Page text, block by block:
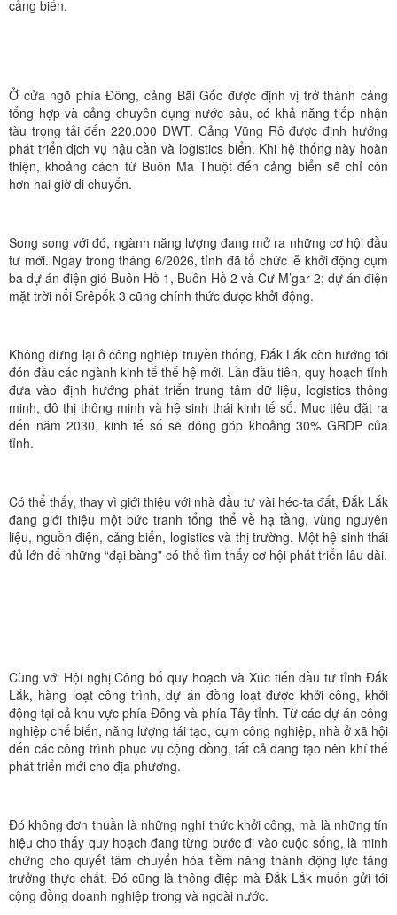
cảng biển.
Ở cửa ngõ phía Đông, cảng Bãi Gốc được định vị trở thành cảng
tổng hợp và cảng chuyên dụng nước sâu, có khả năng tiếp nhận
tàu trọng tải đến 220.000 DWT. Cảng Vũng Rô được định hướng
phát triển dịch vụ hậu cần và logistics biển. Khi hệ thống này hoàn
thiện, khoảng cách từ Buôn Ma Thuột đến cảng biển sẽ chỉ còn
hơn hai giờ di chuyển.
Song song với đó, ngành năng lượng đang mở ra những cơ hội đầu
tư mới. Ngay trong tháng 6/2026, tỉnh đã tổ chức lễ khởi động cụm
ba dự án điện gió Buôn Hồ 1, Buôn Hồ 2 và Cư M’gar 2; dự án điện
mặt trời nổi Srêpốk 3 cũng chính thức được khởi động.
Không dừng lại ở công nghiệp truyền thống, Đắk Lắk còn hướng tới
đón đầu các ngành kinh tế thế hệ mới. Lần đầu tiên, quy hoạch tỉnh
đưa vào định hướng phát triển trung tâm dữ liệu, logistics thông
minh, đô thị thông minh và hệ sinh thái kinh tế số. Mục tiêu đặt ra
đến năm 2030, kinh tế số sẽ đóng góp khoảng 30% GRDP của
tỉnh.
Có thể thấy, thay vì giới thiệu với nhà đầu tư vài héc-ta đất, Đắk Lắk
đang giới thiệu một bức tranh tổng thể về hạ tầng, vùng nguyên
liệu, nguồn điện, cảng biển, logistics và thị trường. Một hệ sinh thái
đủ lớn để những “đại bàng” có thể tìm thấy cơ hội phát triển lâu dài.
Cùng với Hội nghị Công bố quy hoạch và Xúc tiến đầu tư tỉnh Đắk
Lắk, hàng loạt công trình, dự án đồng loạt được khởi công, khởi
động tại cả khu vực phía Đông và phía Tây tỉnh. Từ các dự án công
nghiệp chế biến, năng lượng tái tạo, cụm công nghiệp, nhà ở xã hội
đến các công trình phục vụ cộng đồng, tất cả đang tạo nên khí thế
phát triển mới cho địa phương.
Đó không đơn thuần là những nghi thức khởi công, mà là những tín
hiệu cho thấy quy hoạch đang từng bước đi vào cuộc sống, là minh
chứng cho quyết tâm chuyển hóa tiềm năng thành động lực tăng
trưởng thực chất. Đó cũng là thông điệp mà Đắk Lắk muốn gửi tới
cộng đồng doanh nghiệp trong và ngoài nước.